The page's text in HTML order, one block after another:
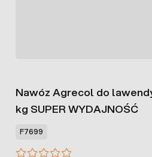
Nawóz Agrecol do
kg SUPER WYDAJNOŚĆ
F7699